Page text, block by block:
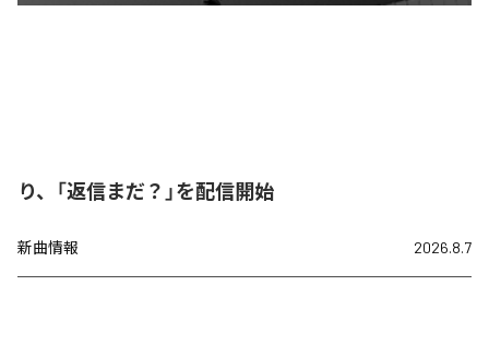
り、「返信まだ？」を配信開始
新曲情報 2026.8.7